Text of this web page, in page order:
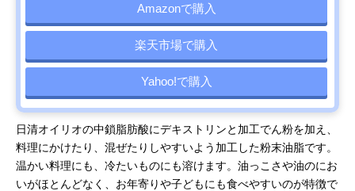
Amazonで購入
楽天市場で購入
Yahoo!で購入
日清オイリオの中鎖脂肪酸にデキストリンと加工でん粉を加え、
料理にかけたり、混ぜたりしやすいよう加工した粉末油脂です。
温かい料理にも、冷たいものにも溶けます。油っこさや油のにお
いがほとんどなく、お年寄りや子どもにも食べやすいのが特徴で